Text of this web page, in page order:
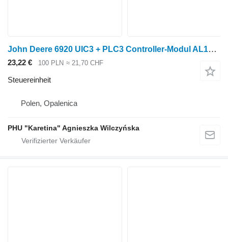
John Deere 6920 UIC3 + PLC3 Controller-Modul AL169689 A2C53108507.01 A2C530 Steuereinheit für John Deere 6920 Radtraktor
23,22 € 100 PLN ≈ 21,70 CHF
Steuereinheit
Polen, Opalenica
PHU "Karetina" Agnieszka Wilczyńska